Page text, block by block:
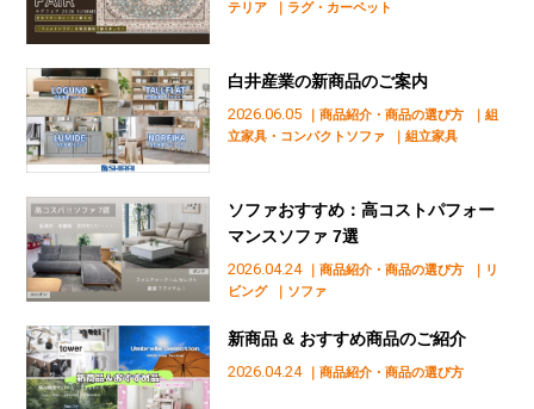
テリア
｜ラグ・カーペット
2026.06.05 ｜商品紹介・商品の選び方
｜組
立家具・コンパクトソファ
｜組立家具
白井産業の新商品のご案内
2026.04.24 ｜商品紹介・商品の選び方
｜リ
ビング
｜ソファ
ソファおすすめ：高コストパフォー
マンスソファ 7選
2026.04.24 ｜商品紹介・商品の選び方
新商品 & おすすめ商品のご紹介